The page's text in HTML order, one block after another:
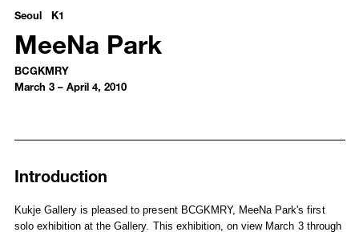
Seoul K1
MeeNa Park
BCGKMRY
March 3 – April 4, 2010
Installation Views
Introduction
Kukje Gallery is pleased to present BCGKMRY, MeeNa Park's first
solo exhibition at the Gallery. This exhibition, on view March 3 through